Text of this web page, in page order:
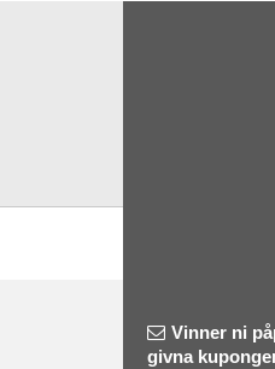
Vinner ni
givna